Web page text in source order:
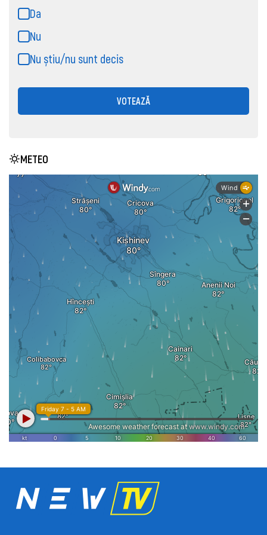
Da
Nu
Nu știu/nu sunt decis
VOTEAZĂ
METEO